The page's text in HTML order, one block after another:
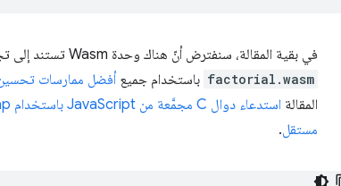
في بقية المقالة، سنفترض أنّ هناك وحدة Wasm تستند إلى تجميع الدالة
factorial.wasm باستخدام جميع أفضل ممارسات تحسين
المقالة استدعاء دوال C مجمَّعة من JavaScript باستخدام ccall/cwrap
مستقل.